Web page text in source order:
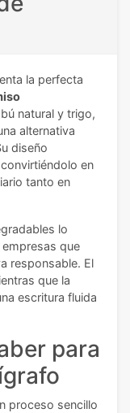
la perfecta
natural y trigo,
alternativa
diseño
en
tanto en
lo
que
responsable. El
que la
escritura fluida
para
proceso sencillo